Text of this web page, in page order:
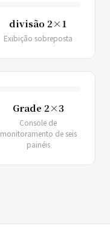
divisão 2×1
Exibição sobreposta
Grade 2×3
Console de
monitoramento de seis
painéis